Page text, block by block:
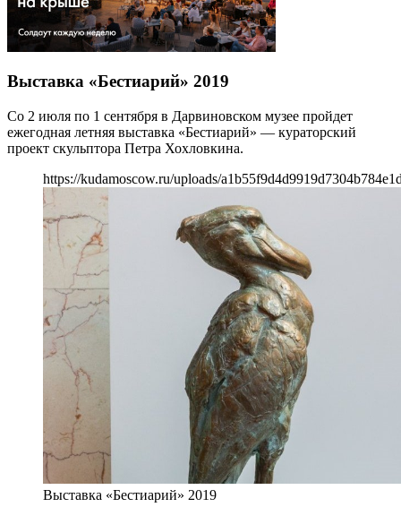
Выставка «Бестиарий» 2019
Со 2 июля по 1 сентября в Дарвиновском музее пройдет
ежегодная летняя выставка «Бестиарий» — кураторский
проект скульптора Петра Хохловкина.
https://kudamoscow.ru/uploads/
Выставка «Бестиарий» 2019